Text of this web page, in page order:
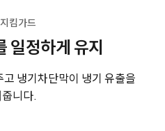
킴가드
일정하게 유지
냉기차단막이 냉기 유출을
니다.